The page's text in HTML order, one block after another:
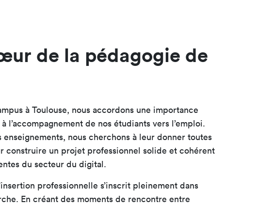
de la pédagogie de
à Toulouse, nous accordons une importance
l’accompagnement de nos étudiants vers l’emploi.
enseignements, nous cherchons à leur donner toutes
construire un projet professionnel solide et cohérent
du secteur du digital.
professionnelle s’inscrit pleinement dans
En créant des moments de rencontre entre